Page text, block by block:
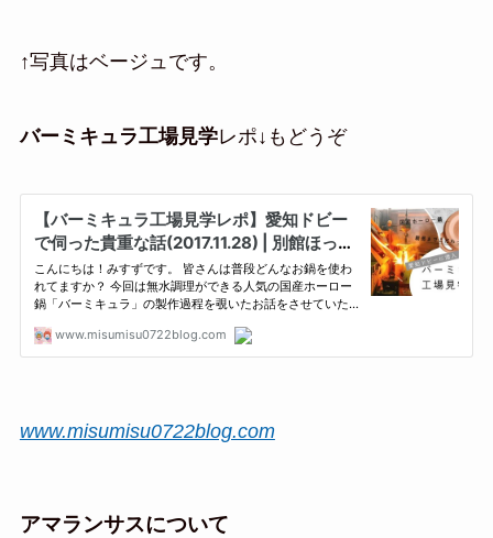
↑写真はベージュです。
バーミキュラ工場見学レポ↓もどうぞ
www.misumisu0722blog.com
アマランサスについて